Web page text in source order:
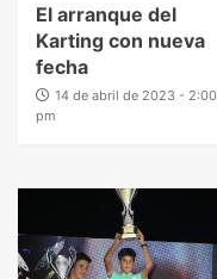
El arranque del
Karting con nueva
fecha
14 de abril de 2023 - 2:00
pm